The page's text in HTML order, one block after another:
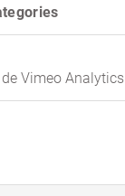
Vimeo Analytics